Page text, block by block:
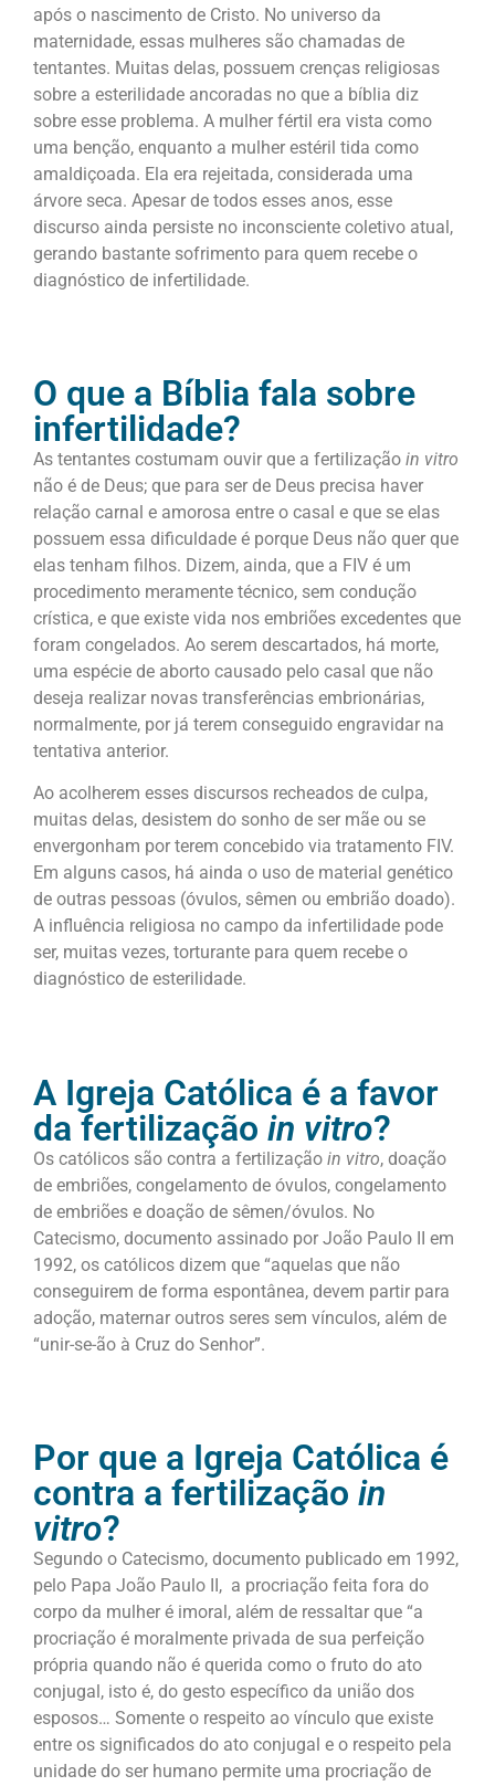
após o nascimento de Cristo. No universo da
maternidade, essas mulheres são chamadas de
tentantes. Muitas delas, possuem crenças religiosas
sobre a esterilidade ancoradas no que a bíblia diz
sobre esse problema. A mulher fértil era vista como
uma benção, enquanto a mulher estéril tida como
amaldiçoada. Ela era rejeitada, considerada uma
árvore seca. Apesar de todos esses anos, esse
discurso ainda persiste no inconsciente coletivo atual,
gerando bastante sofrimento para quem recebe o
diagnóstico de infertilidade.
O que a Bíblia fala sobre
infertilidade?
As tentantes costumam ouvir que a fertilização in vitro
não é de Deus; que para ser de Deus precisa haver
relação carnal e amorosa entre o casal e que se elas
possuem essa dificuldade é porque Deus não quer que
elas tenham filhos. Dizem, ainda, que a FIV é um
procedimento meramente técnico, sem condução
crística, e que existe vida nos embriões excedentes que
foram congelados. Ao serem descartados, há morte,
uma espécie de aborto causado pelo casal que não
deseja realizar novas transferências embrionárias,
normalmente, por já terem conseguido engravidar na
tentativa anterior.
Ao acolherem esses discursos recheados de culpa,
muitas delas, desistem do sonho de ser mãe ou se
envergonham por terem concebido via tratamento FIV.
Em alguns casos, há ainda o uso de material genético
de outras pessoas (óvulos, sêmen ou embrião doado).
A influência religiosa no campo da infertilidade pode
ser, muitas vezes, torturante para quem recebe o
diagnóstico de esterilidade.
A Igreja Católica é a favor
da fertilização in vitro?
Os católicos são contra a fertilização in vitro, doação
de embriões, congelamento de óvulos, congelamento
de embriões e doação de sêmen/óvulos. No
Catecismo, documento assinado por João Paulo II em
1992, os católicos dizem que “aquelas que não
conseguirem de forma espontânea, devem partir para
adoção, maternar outros seres sem vínculos, além de
“unir-se-ão à Cruz do Senhor”.
Por que a Igreja Católica é
contra a fertilização in
vitro?
Segundo o Catecismo, documento publicado em 1992,
pelo Papa João Paulo II, a procriação feita fora do
corpo da mulher é imoral, além de ressaltar que “a
procriação é moralmente privada de sua perfeição
própria quando não é querida como o fruto do ato
conjugal, isto é, do gesto específico da união dos
esposos… Somente o respeito ao vínculo que existe
entre os significados do ato conjugal e o respeito pela
unidade do ser humano permite uma procriação de